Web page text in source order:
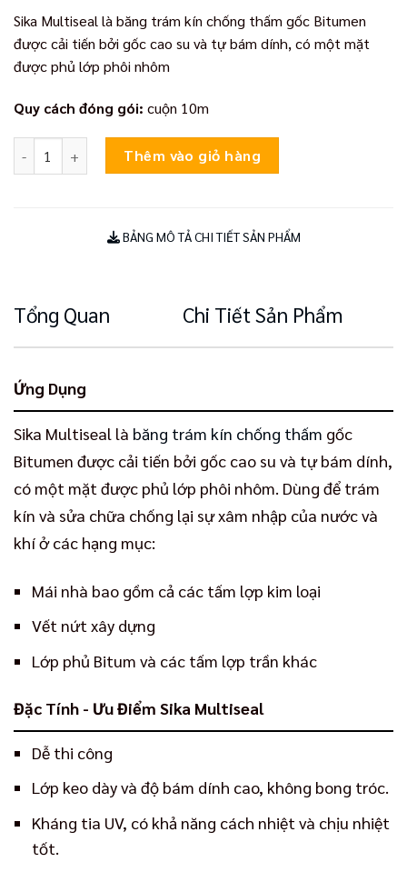
Sika Multiseal là băng trám kín chống thấm gốc Bitumen
được cải tiến bởi gốc cao su và tự bám dính, có một mặt
được phủ lớp phôi nhôm
Quy cách đóng gói: cuộn 10m
Thêm vào giỏ hàng
BẢNG MÔ TẢ CHI TIẾT SẢN PHẨM
Tổng Quan Chi Tiết Sản Phẩm
Ứng Dụng
Sika Multiseal là băng trám kín chống thấm gốc
Bitumen được cải tiến bởi gốc cao su và tự bám dính,
có một mặt được phủ lớp phôi nhôm. Dùng để trám
kín và sửa chữa chống lại sự xâm nhập của nước và
khí ở các hạng mục:
Mái nhà bao gồm cả các tấm lợp kim loại
Vết nứt xây dựng
Lớp phủ Bitum và các tấm lợp trần khác
Đặc Tính - Ưu Điểm Sika Multiseal
Dễ thi công
Lớp keo dày và độ bám dính cao, không bong tróc.
Kháng tia UV, có khả năng cách nhiệt và chịu nhiệt
tốt.